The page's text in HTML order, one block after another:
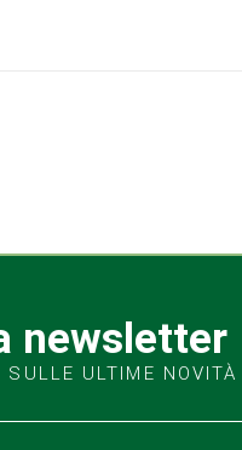
newsletter
SULLE ULTIME NOVITÀ